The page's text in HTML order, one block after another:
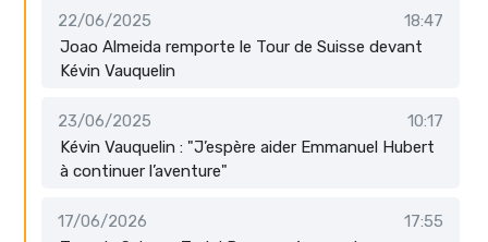
22/06/2025
18:47
Joao Almeida remporte le Tour de Suisse devant
Kévin Vauquelin
23/06/2025
10:17
Kévin Vauquelin : "J’espère aider Emmanuel Hubert
à continuer l’aventure"
17/06/2026
17:55